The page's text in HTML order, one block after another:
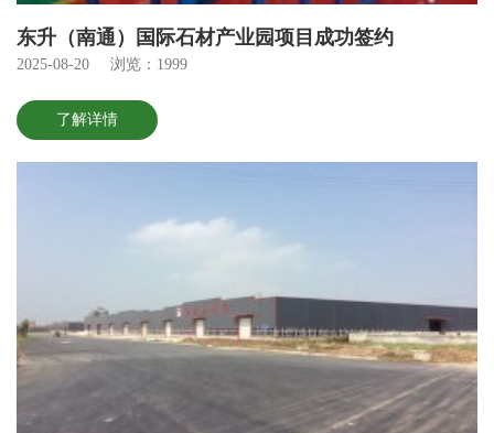
东升（南通）国际石材产业园项目成功签约
2025-08-20 浏览：1999
了解详情